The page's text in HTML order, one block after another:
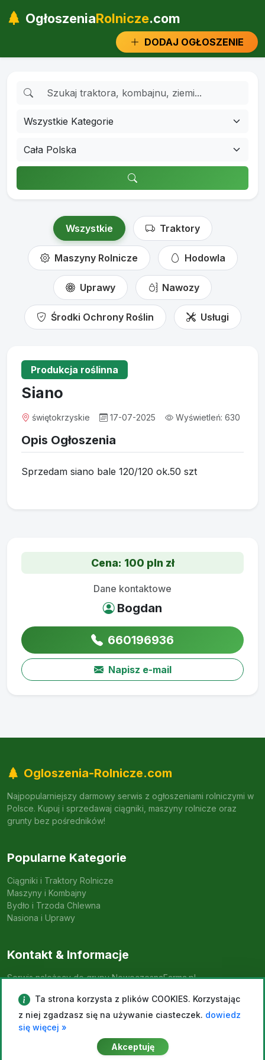
OgłoszeniaRolnicze.com
DODAJ OGŁOSZENIE
Wszystkie Traktory
Maszyny Rolnicze Hodowla
Uprawy Nawozy
Środki Ochrony Roślin Usługi
Produkcja roślinna
Siano
świętokrzyskie 17-07-2025 Wyświetleń: 630
Opis Ogłoszenia
Sprzedam siano bale 120/120 ok.50 szt
Cena: 100 pln zł
Dane kontaktowe
Bogdan
660196936
Napisz e-mail
Ogloszenia-Rolnicze.com
Najpopularniejszy darmowy serwis z ogłoszeniami rolniczymi w
Polsce. Kupuj i sprzedawaj ciągniki, maszyny rolnicze oraz
grunty bez pośredników!
Popularne Kategorie
Ciągniki i Traktory Rolnicze
Maszyny i Kombajny
Bydło i Trzoda Chlewna
Nasiona i Uprawy
Kontakt & Informacje
Serwis należący do grupy NowoczesnaFarma.pl
Dodaj Ogłoszenie
© 2026 Ogloszenia-Rolnicze.com. Wszelkie prawa
zastrzeżone.
Ta strona korzysta z plików COOKIES. Korzystając
z niej zgadzasz się na używanie ciasteczek. dowiedz
się więcej »
Akceptuję